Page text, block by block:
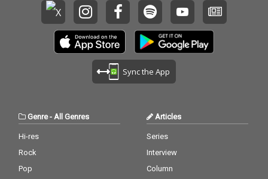
Sync the App
Genre- All Genres
Hi-res
Rock
Pop
Articles
Series
Interview
Column